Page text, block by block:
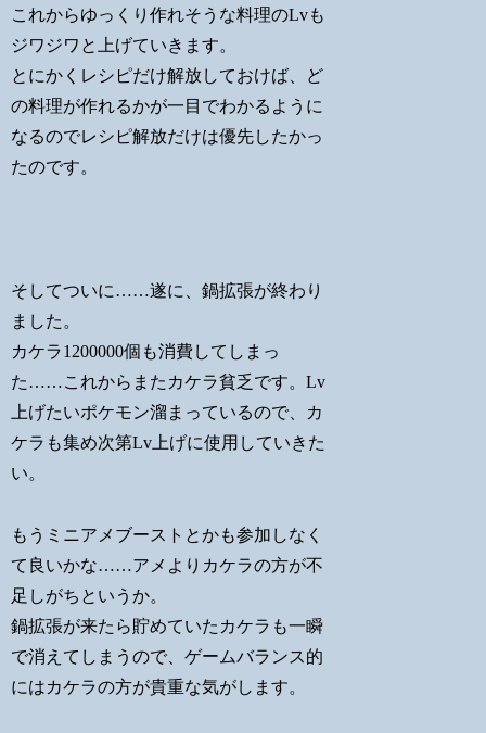
これからゆっくり作れそうな料理のLvも
ジワジワと上げていきます。
とにかくレシピだけ解放しておけば、ど
の料理が作れるかが一目でわかるように
なるのでレシピ解放だけは優先したかっ
たのです。
そしてついに……遂に、鍋拡張が終わり
ました。
カケラ1200000個も消費してしまっ
た……これからまたカケラ貧乏です。Lv
上げたいポケモン溜まっているので、カ
ケラも集め次第Lv上げに使用していきた
い。
もうミニアメブーストとかも参加しなく
て良いかな……アメよりカケラの方が不
足しがちというか。
鍋拡張が来たら貯めていたカケラも一瞬
で消えてしまうので、ゲームバランス的
にはカケラの方が貴重な気がします。